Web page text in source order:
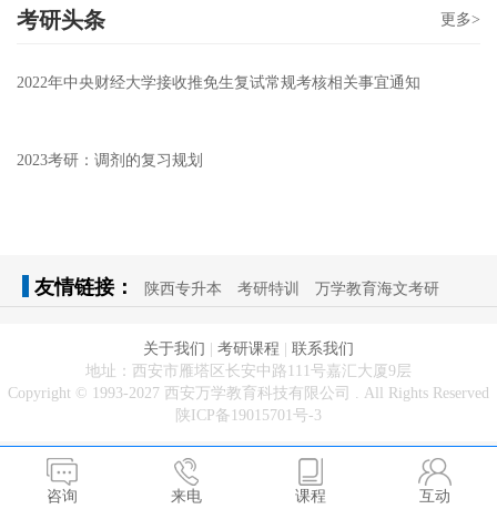
考研头条 更多>
2022年中央财经大学接收推免生复试常规考核相关事宜通知
2023考研：调剂的复习规划
友情链接： 陕西专升本 考研特训 万学教育海文考研
关于我们 考研课程
联系我们
地址：西安市雁塔区长安中路111号嘉汇大厦9层
Copyright © 1993-2027 西安万学教育科技有限公司 . All Rights Reserved
陕ICP备19015701号-3
咨询 来电 课程 互动